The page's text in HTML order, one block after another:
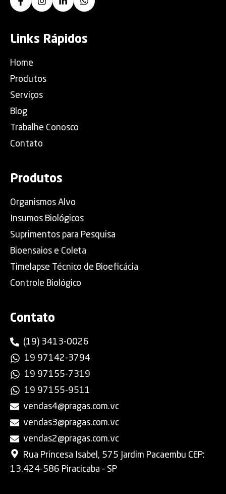
Links Rápidos
Home
Produtos
Serviços
Blog
Trabalhe Conosco
Contato
Produtos
Organismos Alvo
Insumos Biológicos
Suprimentos para Pesquisa
Bioensaios e Coleta
Timelapse Técnico de Bioeficácia
Controle Biológico
Contato
(19) 3413-0026
19 97142-3794
19 97155-7319
19 97155-9511
vendas4@pragas.com.vc
vendas3@pragas.com.vc
vendas2@pragas.com.vc
Rua Princesa Isabel, 575 Jardim Pacaembu CEP:
13.424-586 Piracicaba – SP